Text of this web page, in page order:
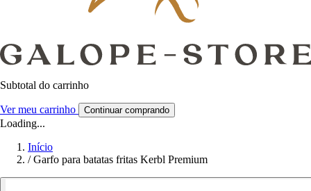
Subtotal do carrinho
Ver meu carrinho Continuar comprando
Loading...
Início
/ Garfo para batatas fritas Kerbl Premium